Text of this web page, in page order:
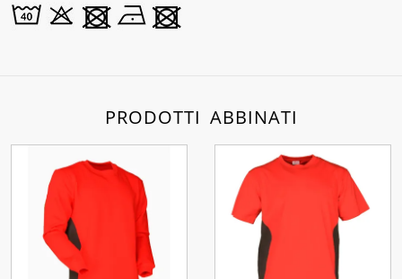
PRODOTTI ABBINATI